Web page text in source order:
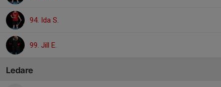
94. Ida S.
99. Jill E.
Ledare